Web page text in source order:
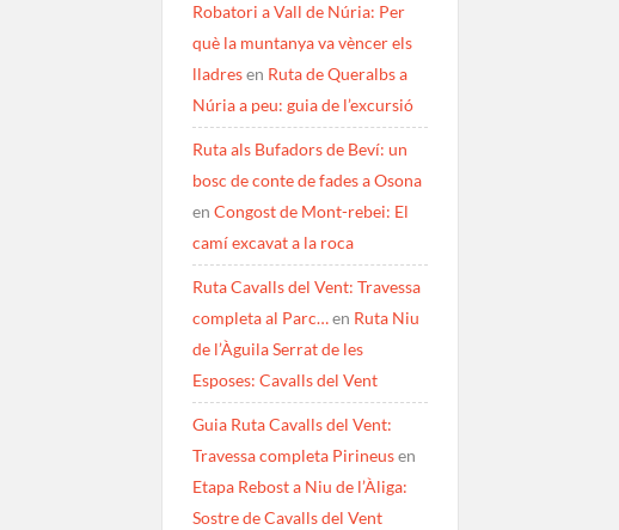
Robatori a Vall de Núria: Per
què la muntanya va vèncer els
lladresen Ruta de Queralbs a
Núria a peu: guia de l’excursió
Ruta als Bufadors de Beví: un
bosc de conte de fades a Osona
en Congost de Mont-rebei: El
camí excavat a la roca
Ruta Cavalls del Vent: Travessa
completa al Parc…en Ruta Niu
de l’Àguila Serrat de les
Esposes: Cavalls del Vent
Guia Ruta Cavalls del Vent:
Travessa completa Pirineusen
Etapa Rebost a Niu de l’Àliga:
Sostre de Cavalls del Vent